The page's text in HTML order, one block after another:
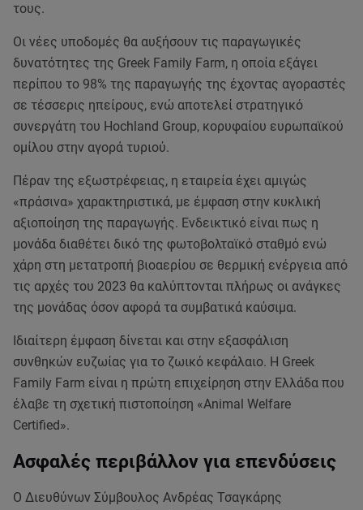
τους.
Οι νέες υποδομές θα αυξήσουν τις παραγωγικές
δυνατότητες της Greek Family Farm, η οποία εξάγει
περίπου το 98% της παραγωγής της έχοντας αγοραστές
σε τέσσερις ηπείρους, ενώ αποτελεί στρατηγικό
συνεργάτη του Hochland Group, κορυφαίου ευρωπαϊκού
ομίλου στην αγορά τυριού.
Πέραν της εξωστρέφειας, η εταιρεία έχει αμιγώς
«πράσινα» χαρακτηριστικά, με έμφαση στην κυκλική
αξιοποίηση της παραγωγής. Ενδεικτικό είναι πως η
μονάδα διαθέτει δικό της φωτοβολταϊκό σταθμό ενώ
χάρη στη μετατροπή βιοαερίου σε θερμική ενέργεια από
τις αρχές του 2023 θα καλύπτονται πλήρως οι ανάγκες
της μονάδας όσον αφορά τα συμβατικά καύσιμα.
Ιδιαίτερη έμφαση δίνεται και στην εξασφάλιση
συνθηκών ευζωίας για το ζωικό κεφάλαιο. Η Greek
Family Farm είναι η πρώτη επιχείρηση στην Ελλάδα που
έλαβε τη σχετική πιστοποίηση «Animal Welfare
Certified».
Ασφαλές περιβάλλον για επενδύσεις
Ο Διευθύνων Σύμβουλος Ανδρέας Τσαγκάρης